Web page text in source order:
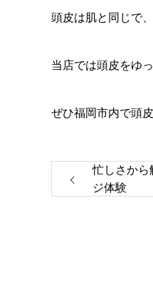
頭皮は肌と同じで
当店では頭皮をゆ
ぜひ福岡市内で頭
忙しさから
ジ体験